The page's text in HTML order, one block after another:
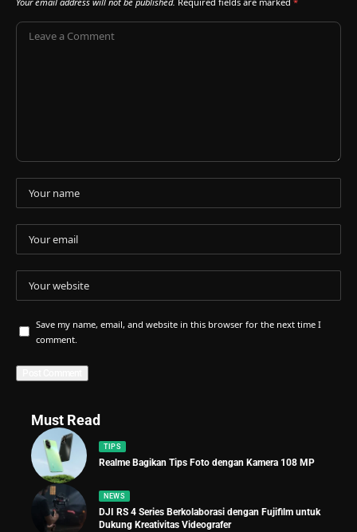
Save my name, email, and website in this browser for the next time I
comment.
Must Read
TIPS
Realme Bagikan Tips Foto dengan Kamera 108 MP
NEWS
DJI RS 4 Series Berkolaborasi dengan Fujifilm untuk
Dukung Kreativitas Videografer